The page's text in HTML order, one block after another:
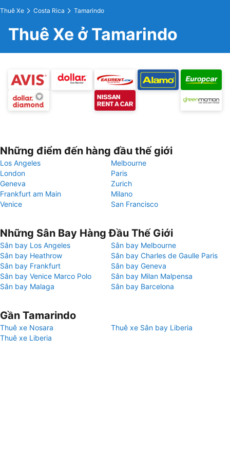
Thuê Xe Costa Rica Tamarindo
Thuê Xe ở Tamarindo
Những điểm đến hàng đầu thế giới
Los Angeles
Melbourne
London
Paris
Geneva
Zurich
Frankfurt am Main
Milano
Venice
San Francisco
Những Sân Bay Hàng Đầu Thế Giới
Sân bay Los Angeles
Sân bay Melbourne
Sân bay Heathrow
Sân bay Charles de Gaulle Paris
Sân bay Frankfurt
Sân bay Geneva
Sân bay Venice Marco Polo
Sân bay Milan Malpensa
Sân bay Malaga
Sân bay Barcelona
Gần Tamarindo
Thuê xe Nosara
Thuê xe Sân bay Liberia
Thuê xe Liberia